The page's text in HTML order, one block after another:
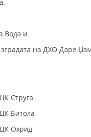
Вода и
на ДХО Даре
Струга
Битола
Охрид